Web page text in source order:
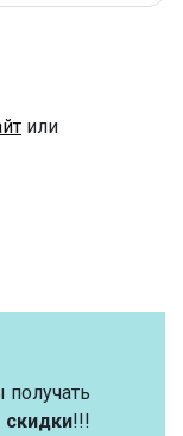
или
получать
скидки!!!